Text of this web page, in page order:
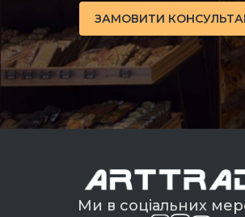
ЗАМОВИТИ
Ми в соціальних